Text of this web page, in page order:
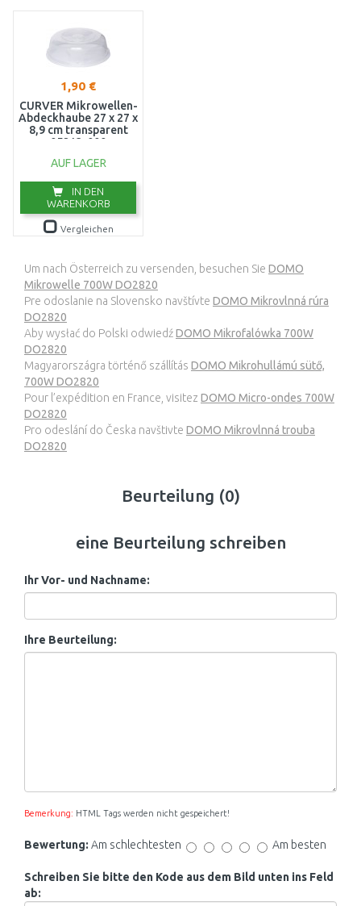
1,90 €
CURVER Mikrowellen-
Abdeckhaube 27 x 27 x
8,9 cm transparent
05213-000
AUF LAGER
IN DEN
WARENKORB
Vergleichen
Um nach Österreich zu versenden, besuchen Sie DOMO
Mikrowelle 700W DO2820
Pre odoslanie na Slovensko navštívte DOMO Mikrovlnná rúra
DO2820
Aby wysłać do Polski odwiedźDOMO Mikrofalówka 700W
DO2820
Magyarországra történő szállítás DOMO Mikrohullámú sütő,
700W DO2820
Pour l’expédition en France, visitez DOMO Micro-ondes 700W
DO2820
Pro odeslání do Česka navštivte DOMO Mikrovlnná trouba
DO2820
Beurteilung (0)
eine Beurteilung schreiben
Ihr Vor- und Nachname:
Ihre Beurteilung:
Bemerkung: HTML Tags werden nicht gespeichert!
Bewertung: Am schlechtesten Am besten
Schreiben Sie bitte den Kode aus dem Bild unten ins Feld
ab: